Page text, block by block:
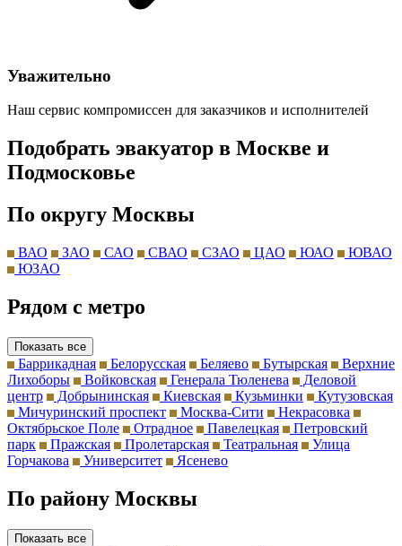
Уважительно
Наш сервис компромиссен для заказчиков и исполнителей
Подобрать эвакуатор в Москве и
Подмосковье
По округу Москвы
ВАО ЗАО САО СВАО СЗАО ЦАО ЮАО
ЮВАО
ЮЗАО
Рядом с метро
Показать все
Баррикадная Белорусская Беляево Бутырская
Верхние
Лихоборы
Войковская Генерала Тюленева
Деловой
центр
Добрынинская Киевская Кузьминки
Кутузовская
Мичуринский проспект
Москва-Сити
Некрасовка
Октябрьское Поле
Отрадное Павелецкая
Петровский
парк
Пражская Пролетарская Театральная
Улица
Горчакова
Университет Ясенево
По району Москвы
Показать все